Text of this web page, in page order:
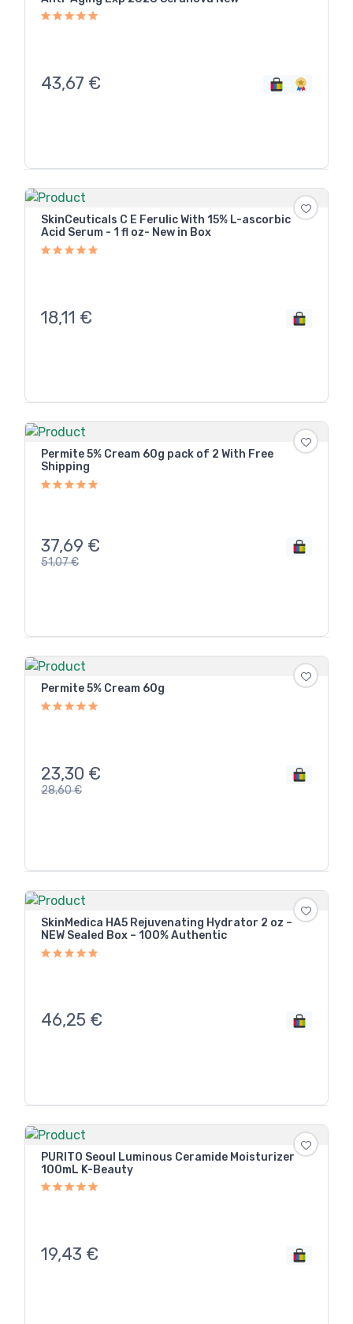
43,67 €
SkinCeuticals C E Ferulic With 15% L-ascorbic
Acid Serum - 1 fl oz- New in Box
18,11 €
Permite 5% Cream 60g pack of 2 With Free
Shipping
37,69 €
51,07€
Permite 5% Cream 60g
23,30 €
28,60€
SkinMedica HA5 Rejuvenating Hydrator 2 oz –
NEW Sealed Box – 100% Authentic
46,25 €
PURITO Seoul Luminous Ceramide Moisturizer
100mL K-Beauty
19,43 €